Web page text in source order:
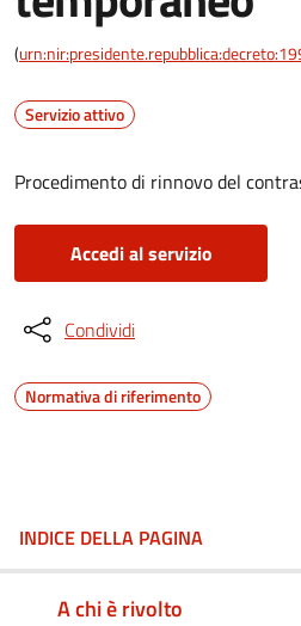
(
Servizio attivo
Procedimento di rinnovo del
Accedi al servizio
Condividi
Normativa di riferimento
INDICE DELLA PAGINA
A chi è rivolto